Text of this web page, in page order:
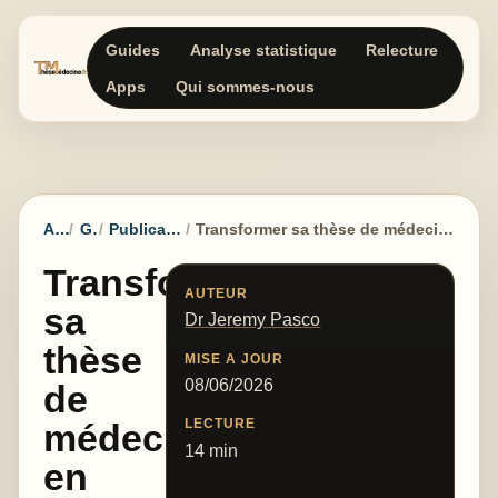
Guides Analyse statistique Relecture
Apps Qui sommes-nous
Accueil Guides Publication scientifique Transformer sa thèse de médecine en article scientifique : méthode et étapes
Transformer
sa
thèse
de
médecine
en
AUTEUR
Dr Jeremy Pasco
MISE A JOUR
08/06/2026
LECTURE
14 min